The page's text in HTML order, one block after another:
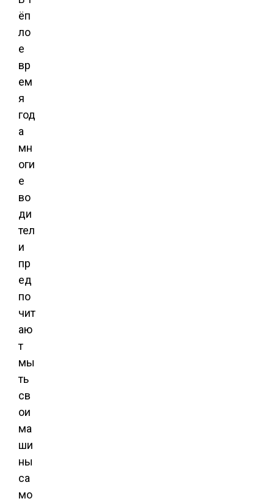
ёп
ло
е
вр
ем
я
год
а
мн
оги
е
во
ди
тел
и
пр
ед
по
чит
аю
т
мы
ть
св
ои
ма
ши
ны
са
мо